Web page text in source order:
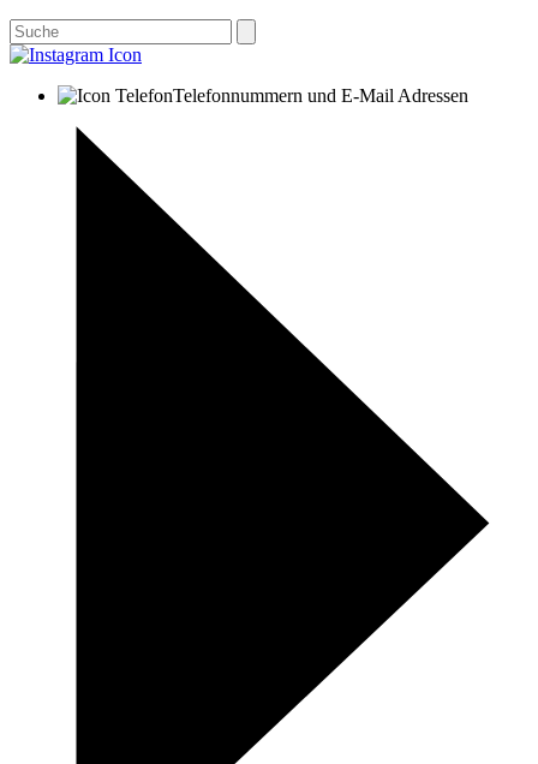
Telefonnummern und E-Mail Adressen